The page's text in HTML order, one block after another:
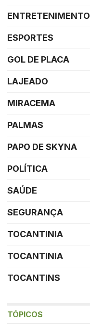
ENTRETENIMENTO
ESPORTES
GOL DE PLACA
LAJEADO
MIRACEMA
PALMAS
PAPO DE SKYNA
POLÍTICA
SAÚDE
SEGURANÇA
TOCANTINIA
TOCANTINIA
TOCANTINS
TÓPICOS